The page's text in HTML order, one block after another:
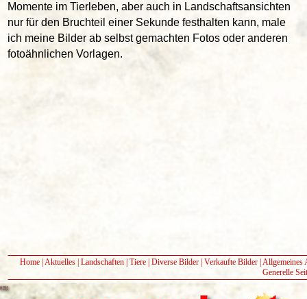
Momente im Tierleben, aber auch in Landschaftsansichten
nur für den Bruchteil einer Sekunde festhalten kann, male
ich meine Bilder ab selbst gemachten Fotos oder anderen
fotoähnlichen Vorlagen.
Home| Aktuelles| Landschaften| Tiere| Diverse Bilder| Verkaufte Bilder| Allgemeines
Generelle